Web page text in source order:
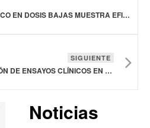
ÁCIDO ACETILSALICÍLICO EN DOSIS BAJAS MUESTRA EFICACIA PARA PREVENIR LA REAPARICIÓN DE UN TIPO DE CÁNCER COLORRECTAL
SIGUIENTE
ESPAÑA LIDERA REALIZACIÓN DE ENSAYOS CLÍNICOS EN EUROPA CON 930 ESTUDIOS DE INVESTIGACIÓN DE MEDICAMENTOS
Noticias